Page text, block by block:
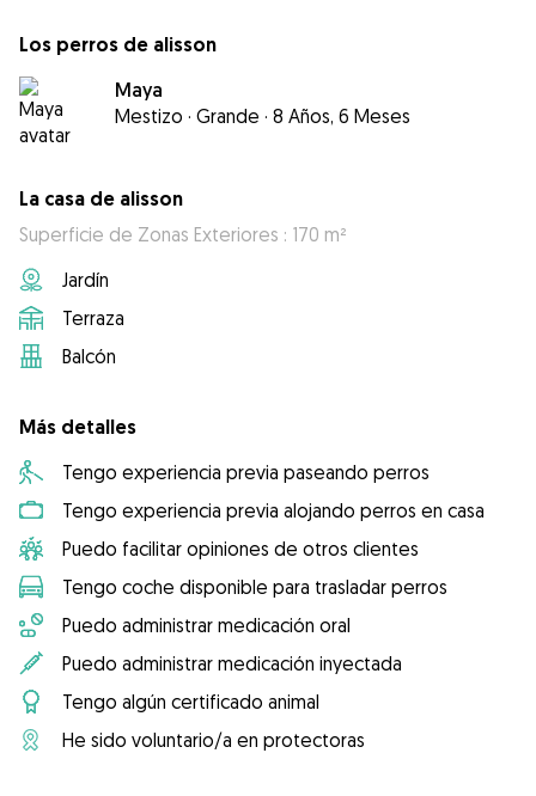
Los perros de alisson
Maya
Mestizo · Grande · 8 Años, 6 Meses
La casa de alisson
Superficie de Zonas Exteriores : 170 m²
Jardín
Terraza
Balcón
Más detalles
Tengo experiencia previa paseando perros
Tengo experiencia previa alojando perros en casa
Puedo facilitar opiniones de otros clientes
Tengo coche disponible para trasladar perros
Puedo administrar medicación oral
Puedo administrar medicación inyectada
Tengo algún certificado animal
He sido voluntario/a en protectoras